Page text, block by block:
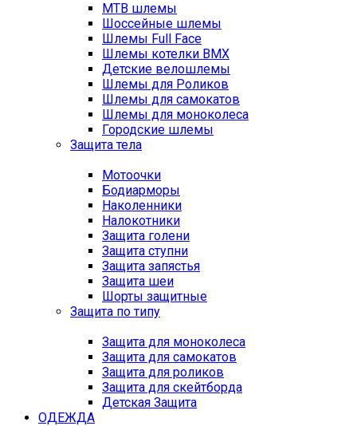
MTB шлемы
Шоссейные шлемы
Шлемы Full Face
Шлемы котелки BMX
Детские велошлемы
Шлемы для Роликов
Шлемы для самокатов
Шлемы для моноколеса
Городские шлемы
Защита тела
Мотоочки
Бодиарморы
Наколенники
Налокотники
Защита голени
Защита ступни
Защита запястья
Защита шеи
Шорты защитные
Защита по типу
Защита для моноколеса
Защита для самокатов
Защита для роликов
Защита для скейтборда
Детская Защита
ОДЕЖДА